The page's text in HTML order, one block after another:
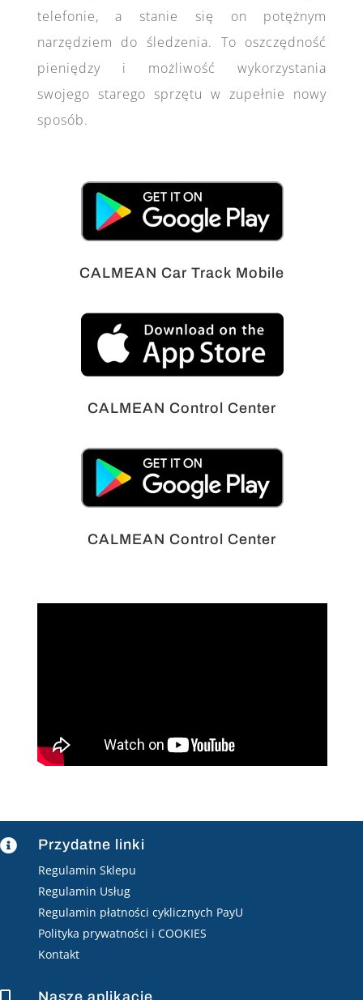
telefonie, a stanie się on potężnym
narzędziem do śledzenia. To oszczędność
pieniędzy i możliwość wykorzystania
swojego starego sprzętu w zupełnie nowy
sposób.
CALMEAN Car Track Mobile
CALMEAN Control Center
CALMEAN Control Center
 Przydatne linki
Regulamin Sklepu
Regulamin Usług
Regulamin płatności cyklicznych PayU
Polityka prywatności i COOKIES
Kontakt
Nasze aplikacje